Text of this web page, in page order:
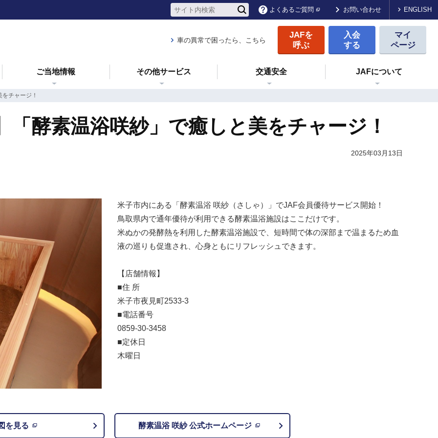
よくあるご質問 お問い合わせ ENGLISH
車の異常で困ったら、こちら
JAFを
呼ぶ
入会
する
マイ
ページ
ご当地情報 その他サービス 交通安全 JAFについて
チャージ！
「酵素温浴咲紗」で癒しと美をチャージ！
2025年03月13日
米子市内にある「酵素温浴 咲紗（さしゃ）」でJAF会員優待サービス開始！
鳥取県内で通年優待が利用できる酵素温浴施設はここだけです。
米ぬかの発酵熱を利用した酵素温浴施設で、短時間で体の深部まで温まるため血
液の巡りも促進され、心身ともにリフレッシュできます。
【店舗情報】
■住 所
米子市夜見町2533-3
■電話番号
0859-30-3458
■定休日
木曜日
を見る 酵素温浴 咲紗 公式ホームページ